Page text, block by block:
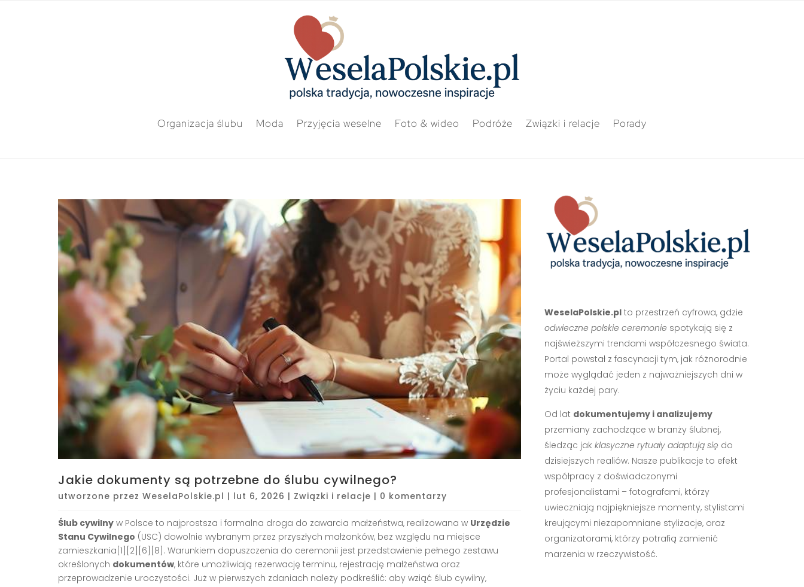
Organizacja ślubu Moda Przyjęcia weselne Foto & wideo Podróże Związki i relacje Porady
Jakie dokumenty są potrzebne do ślubu cywilnego?
utworzone przez WeselaPolskie.pl | lut 6, 2026 | Związki i relacje | 0 komentarzy
Ślub cywilny w Polsce to najprostsza i formalna droga do zawarcia małżeństwa, realizowana w Urzędzie
Stanu Cywilnego (USC) dowolnie wybranym przez przyszłych małżonków, bez względu na miejsce
zamieszkania[1][2][6][8]. Warunkiem dopuszczenia do ceremonii jest przedstawienie pełnego zestawu
określonych dokumentów, które umożliwiają rezerwację terminu, rejestrację małżeństwa oraz
przeprowadzenie uroczystości. Już w pierwszych zdaniach należy podkreślić: aby wziąć ślub cywilny,
WeselaPolskie.plto przestrzeń cyfrowa, gdzie
odwieczne polskie ceremonie spotykają się z
najświeższymi trendami współczesnego świata.
Portal powstał z fascynacji tym, jak różnorodnie
może wyglądać jeden z najważniejszych dni w
życiu każdej pary.
Od lat dokumentujemy i analizujemy
przemiany zachodzące w branży ślubnej,
śledząc jak klasyczne rytuały adaptują się do
dzisiejszych realiów. Nasze publikacje to efekt
współpracy z doświadczonymi
profesjonalistami – fotografami, którzy
uwieczniają najpiękniejsze momenty, stylistami
kreującymi niezapomniane stylizacje, oraz
organizatorami, którzy potrafią zamienić
marzenia w rzeczywistość.